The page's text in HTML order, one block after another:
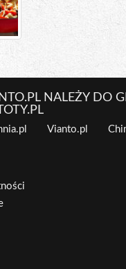
NALEŻY DO
Vianto.pl